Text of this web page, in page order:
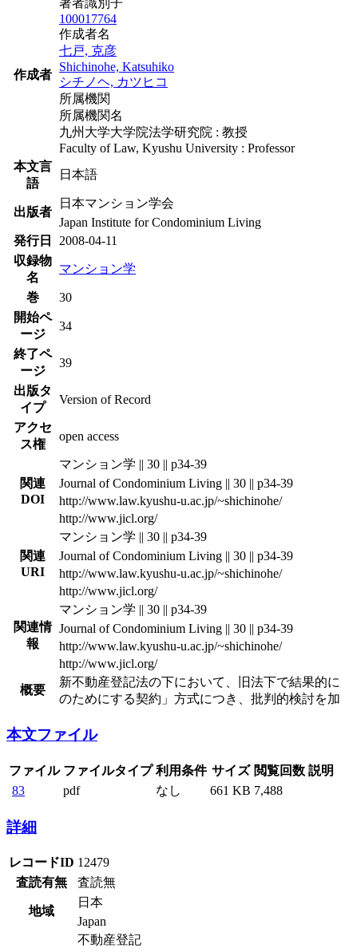
作成者
100017764
作成者名
七戸, 克彦
Shichinohe, Katsuhiko
シチノヘ, カツヒコ
所属機関
所属機関名
九州大学大学院法学研究院 : 教授
Faculty of Law, Kyushu University : Professor
本文言
語
日本語
出版者
日本マンション学会
Japan Institute for Condominium Living
発行日
2008-04-11
収録物
名
マンション学
巻
30
開始ペ
ージ
34
終了ペ
ージ
39
出版タ
イプ
Version of Record
アクセ
ス権
open access
関連
DOI
マンション学 || 30 || p34-39
Journal of Condominium Living || 30 || p34-39
http://www.law.kyushu-u.ac.jp/~shichinohe/
http://www.jicl.org/
関連
URI
マンション学 || 30 || p34-39
Journal of Condominium Living || 30 || p34-39
http://www.law.kyushu-u.ac.jp/~shichinohe/
http://www.jicl.org/
関連情
報
マンション学 || 30 || p34-39
Journal of Condominium Living || 30 || p34-39
http://www.law.kyushu-u.ac.jp/~shichinohe/
http://www.jicl.org/
概要
新不動産登記法の下において、旧法下で結果的
のためにする契約」方式につき、批判的検討を加
本文ファイル
ファイル ファイルタイプ 利用条件 サイズ 閲覧回数 説明
83
pdf なし 661 KB 7,488
詳細
レコードID 12479
査読有無
査読無
地域
日本
Japan
不動産登記